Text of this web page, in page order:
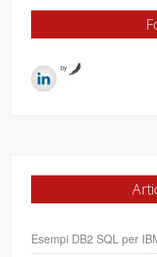
by
Esempi DB2 SQL per